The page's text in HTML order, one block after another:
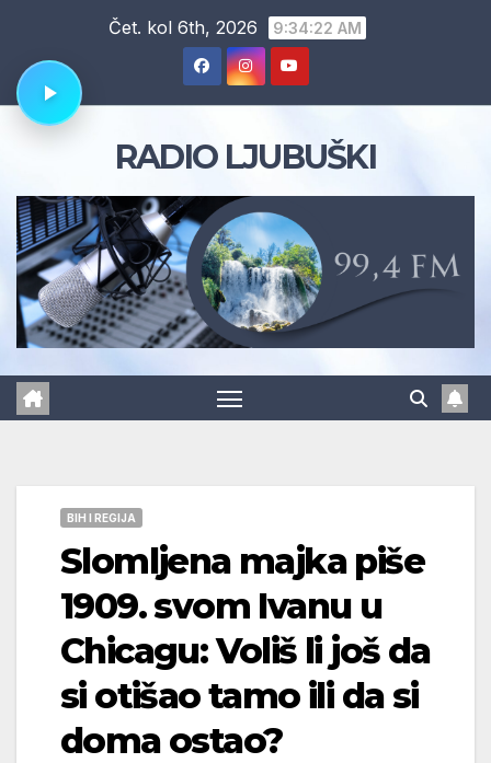
content
Čet. kol 6th, 2026 9:34:23 AM
RADIO LJUBUŠKI
BIH I REGIJA
Slomljena majka piše
1909. svom Ivanu u
Chicagu: Voliš li još da
si otišao tamo ili da si
doma ostao?